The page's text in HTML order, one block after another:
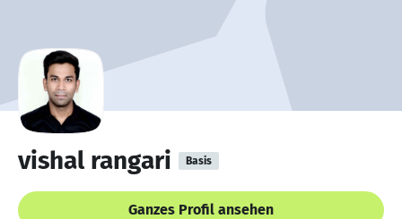
vishal rangari Basis
Ganzes Profil ansehen